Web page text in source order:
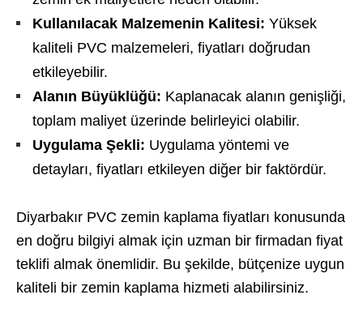
Kullanılacak Malzemenin Kalitesi: Yüksek
kaliteli PVC malzemeleri, fiyatları doğrudan
etkileyebilir.
Alanın Büyüklüğü: Kaplanacak alanın genişliği,
toplam maliyet üzerinde belirleyici olabilir.
Uygulama Şekli: Uygulama yöntemi ve
detayları, fiyatları etkileyen diğer bir faktördür.
Diyarbakır PVC zemin kaplama fiyatları konusunda
en doğru bilgiyi almak için uzman bir firmadan fiyat
teklifi almak önemlidir. Bu şekilde, bütçenize uygun
kaliteli bir zemin kaplama hizmeti alabilirsiniz.